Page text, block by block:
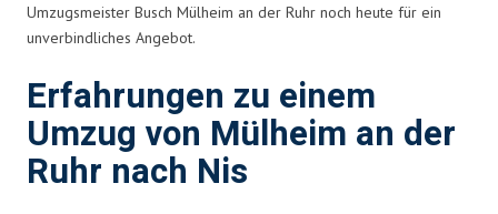
Umzugsmeister Busch Mülheim an der Ruhr noch heute für ein
unverbindliches Angebot.
Erfahrungen zu einem
Umzug von Mülheim an der
Ruhr nach Nis